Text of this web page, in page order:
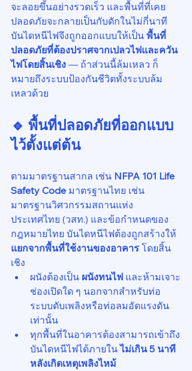
จะลอยขึ้นอย่างรวดเร็ว และพื้นที่ที่เคย
ปลอดภัยจะกลายเป็นกับดักในไม่กี่นาที
บันไดหนีไฟจึงถูกออกแบบให้เป็น พื้นที่
ปลอดภัยที่ต้องปราศจากเปลวไฟและควัน
ไฟโดยสิ้นเชิง — ถ้าส่วนนี้ล้มเหลว ก็
หมายถึงระบบป้องกันชีวิตทั้งระบบล้ม
เหลวด้วย
🔹 พื้นที่ปลอดภัยที่ออกแบบ
ไว้ตั้งแต่ต้น
ตามมาตรฐานสากล เช่น NFPA 101 Life
Safety Code มาตรฐานไทย เช่น
มาตรฐานวิศวกรรมสถานแห่ง
ประเทศไทย (วสท.) และข้อกำหนดของ
กฎหมายไทย บันไดหนีไฟต้องถูกสร้างให้
แยกจากพื้นที่ใช้งานของอาคาร โดยสิ้น
เชิง
ผนังต้องเป็น ผนังทนไฟ และห้ามเจาะ
ช่องเปิดใด ๆ นอกจากสำหรับท่อ
ระบบดับเพลิงหรือท่อลมอัดแรงดัน
เท่านั้น
ทุกพื้นที่ในอาคารต้องสามารถเข้าถึง
บันไดหนีไฟได้ภายใน ไม่เกิน 5 นาที
หลังเกิดเหตุเพลิงไหม้